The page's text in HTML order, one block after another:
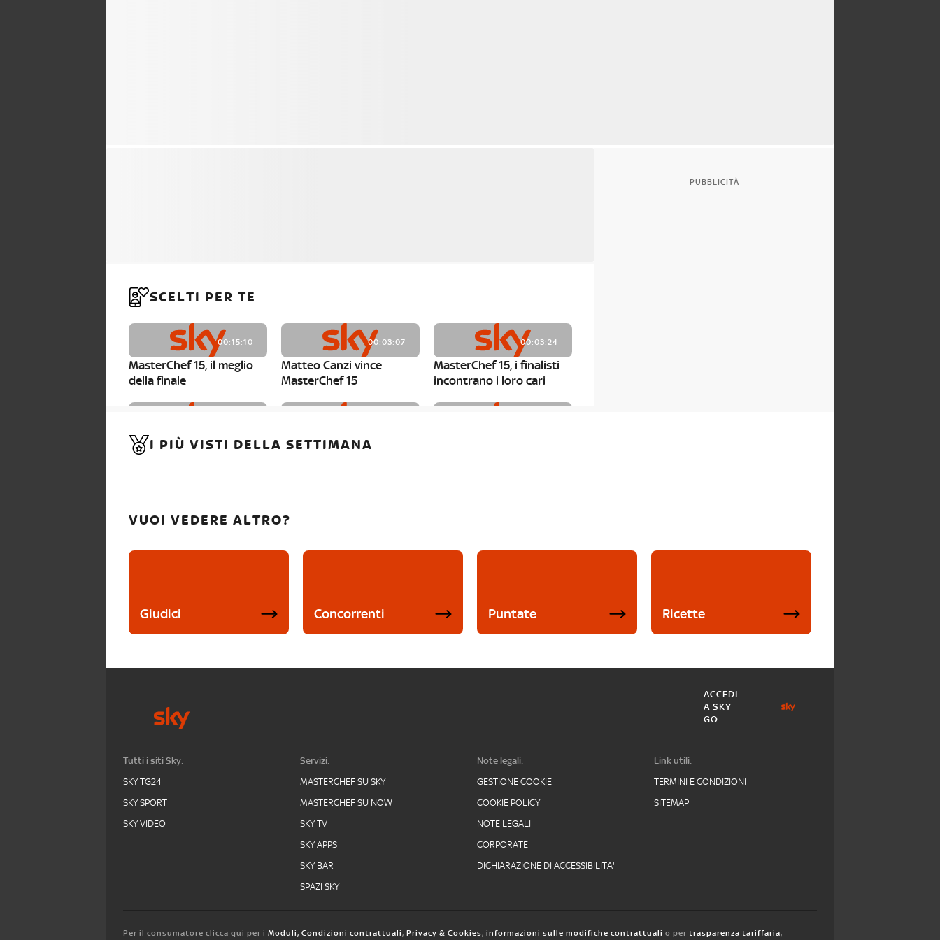
SCELTI PER TE
00:15:10
MasterChef 15, il meglio
della finale
00:03:07
Matteo Canzi vince
MasterChef 15
00:03:24
MasterChef 15, i finalisti
incontrano i loro cari
MasterChef 15, Carlotta è
MasterChef 15, Matteo
PUBBLICITÀ
I PIÙ VISTI DELLA SETTIMANA
VUOI VEDERE ALTRO?
Giudici Concorrenti Puntate Ricette
ACCEDI
A SKY
GO
Tutti i siti Sky:
SKY TG24
SKY SPORT
SKY VIDEO
Servizi:
MASTERCHEF SU SKY
MASTERCHEF SU NOW
SKY TV
SKY APPS
SKY BAR
SPAZI SKY
Note legali:
GESTIONE COOKIE
COOKIE POLICY
NOTE LEGALI
CORPORATE
DICHIARAZIONE DI ACCESSIBILITA'
Link utili:
TERMINI E CONDIZIONI
SITEMAP
Per il consumatore clicca qui per i Moduli, Condizioni contrattuali, Privacy & Cookies, informazioni sulle modifiche contrattuali o per trasparenza tariffaria,